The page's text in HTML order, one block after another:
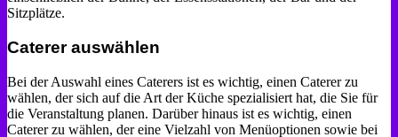
Sitzplätze.
Caterer auswählen
Bei der Auswahl eines Caterers ist es wichtig, einen Caterer zu
wählen, der sich auf die Art der Küche spezialisiert hat, die Sie für
die Veranstaltung planen. Darüber hinaus ist es wichtig, einen
Caterer zu wählen, der eine Vielzahl von Menüoptionen sowie bei